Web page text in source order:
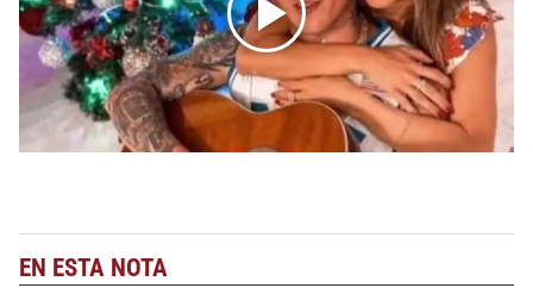
EN ESTA NOTA